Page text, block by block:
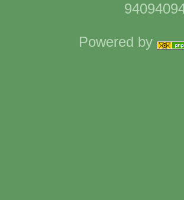
Powered by